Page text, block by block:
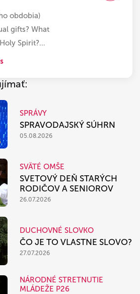
obdobia)
gifts? What
Spirit?…
SPRÁVY
SPRAVODAJSKÝ SÚHRN
05.08.2026
SVÄTÉ OMŠE
SVETOVÝ DEŇ STARÝCH
RODIČOV A SENIOROV
26.07.2026
DUCHOVNÉ SLOVKO
ČO JE TO VLASTNE SLOVO?
27.07.2026
NÁRODNÉ STRETNUTIE
MLÁDEŽE P26